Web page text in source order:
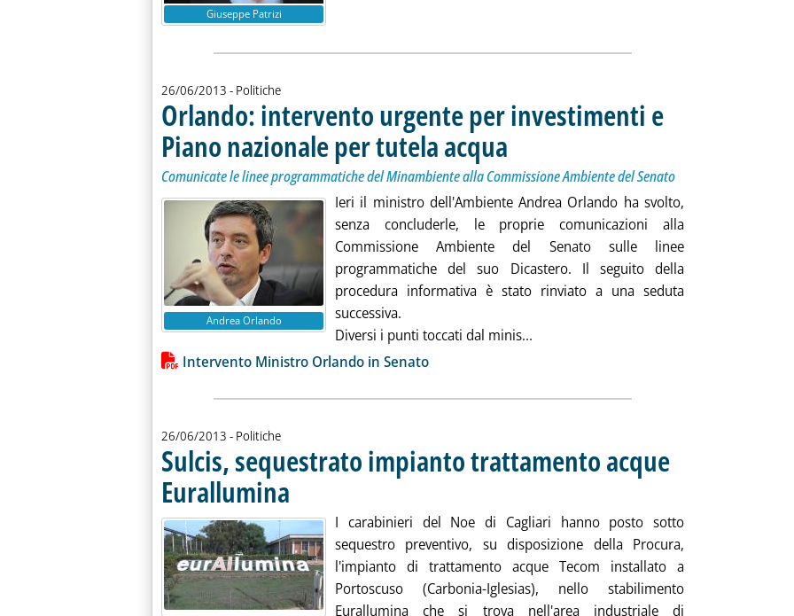
Giuseppe Patrizi
26/06/2013 - Politiche
Orlando: intervento urgente per investimenti e
Piano nazionale per tutela acqua
Comunicate le linee programmatiche del Minambiente alla Commissione Ambiente del Senato
Andrea Orlando
Ieri il ministro dell'Ambiente Andrea Orlando ha svolto,
senza concluderle, le proprie comunicazioni alla
Commissione Ambiente del Senato sulle linee
programmatiche del suo Dicastero. Il seguito della
procedura informativa è stato rinviato a una seduta
successiva.
Diversi i punti toccati dal minis...
Lista allegati PDF alla notizia
Intervento Ministro Orlando in Senato
26/06/2013 - Politiche
Sulcis, sequestrato impianto trattamento acque
Eurallumina . Pubblicata mercoledì 26 giugno 2013 alle 9.36.
I carabinieri del Noe di Cagliari hanno posto sotto
sequestro preventivo, su disposizione della Procura,
l'impianto di trattamento acque Tecom installato a
Portoscuso (Carbonia-Iglesias), nello stabilimento
Eurallumina che si trova nell'area industriale di